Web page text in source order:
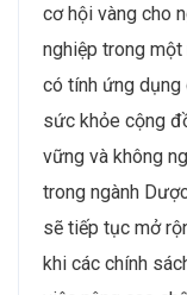
cơ hội vàng cho
nghiệp trong
có tính ứng dụng
sức khỏe cộng
vững và không
trong ngành
sẽ tiếp tục mở
khi các chính